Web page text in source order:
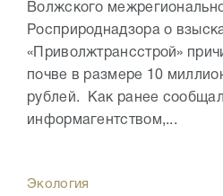
Волжского
Росприроднадзора о
«Приволжтрансстрой»
почве в размере 10
рублей. Как ранее
информагентством,...
Экология